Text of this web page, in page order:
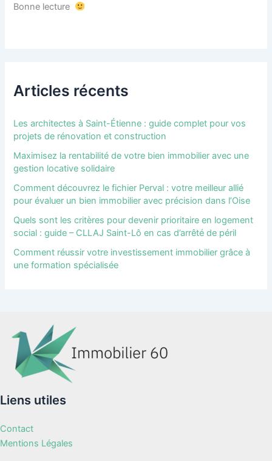
Bonne lecture
Articles récents
Les architectes à Saint-Étienne : guide complet pour vos
projets de rénovation et construction
Maximisez la rentabilité de votre bien immobilier avec une
gestion locative solidaire
Comment découvrez le fichier Perval : votre meilleur allié
pour évaluer un bien immobilier avec précision dans l’Oise
Quels sont les critères pour devenir prioritaire en logement
social : guide – CLLAJ Saint-Lô en cas d’arrêté de péril
Comment réussir votre investissement immobilier grâce à
une formation spécialisée
Liens utiles
Contact
Mentions Légales